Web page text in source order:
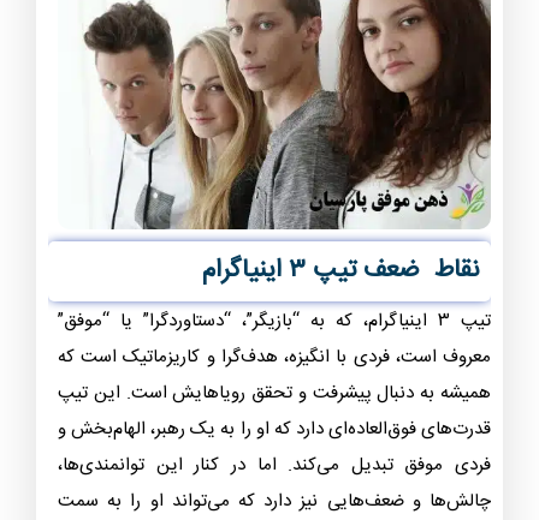
نقاط ضعف تیپ ۳ اینیاگرام
تیپ ۳ اینیاگرام، که به “بازیگر”، “دستاوردگرا” یا “موفق”
معروف است، فردی با انگیزه، هدف‌گرا و کاریزماتیک است که
همیشه به دنبال پیشرفت و تحقق رویاهایش است. این تیپ
قدرت‌های فوق‌العاده‌ای دارد که او را به یک رهبر، الهام‌بخش و
فردی موفق تبدیل می‌کند. اما در کنار این توانمندی‌ها،
چالش‌ها و ضعف‌هایی نیز دارد که می‌تواند او را به سمت